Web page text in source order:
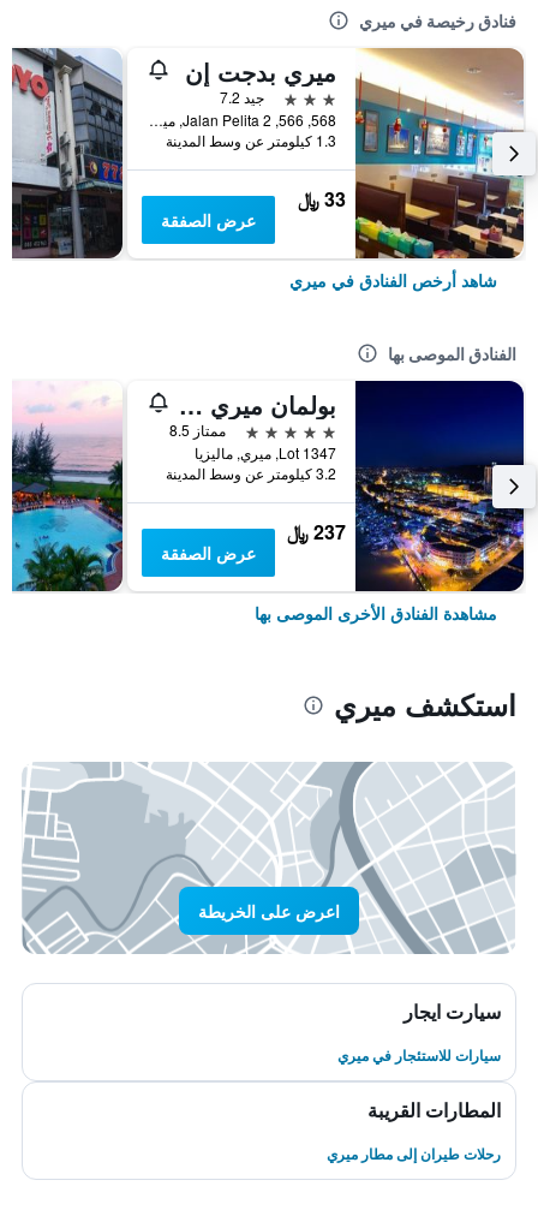
فنادق رخيصة في ميري
ميري بدجت إن
3 نجوم
جيد 7.2
568, 566, Jalan Pelita 2, ميري, ماليزيا
1.3 كيلومتر عن وسط المدينة
33 ﷼
عرض الصفقة
شاهد أرخص الفنادق في ميري
الفنادق الموصى بها
بولمان ميري واترفرونت
5 نجوم
ممتاز 8.5
Lot 1347, ميري, ماليزيا
3.2 كيلومتر عن وسط المدينة
237 ﷼
عرض الصفقة
مشاهدة الفنادق الأخرى الموصى بها
استكشف ميري
اعرض على الخريطة
سيارت ايجار
سيارات للاستئجار في ميري
المطارات القريبة
رحلات طيران إلى مطار ميري